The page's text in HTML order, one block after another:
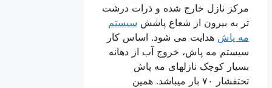
مرکز نازل خارج شده و ذرات درشت
تر به بیرون از شعاع پاشش سیستم
مه پاش هدایت می شود. اساس کار
سیستم مه پاش، خروج آب از دهانه
بسیار کوچک نازلهای مه پاش
تحتفشار ۷۰ بار میباشد. همین